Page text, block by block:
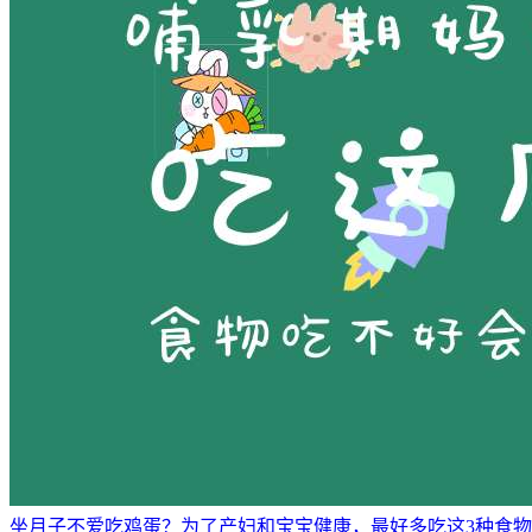
坐月子不爱吃鸡蛋？为了产妇和宝宝健康，最好多吃这3种食